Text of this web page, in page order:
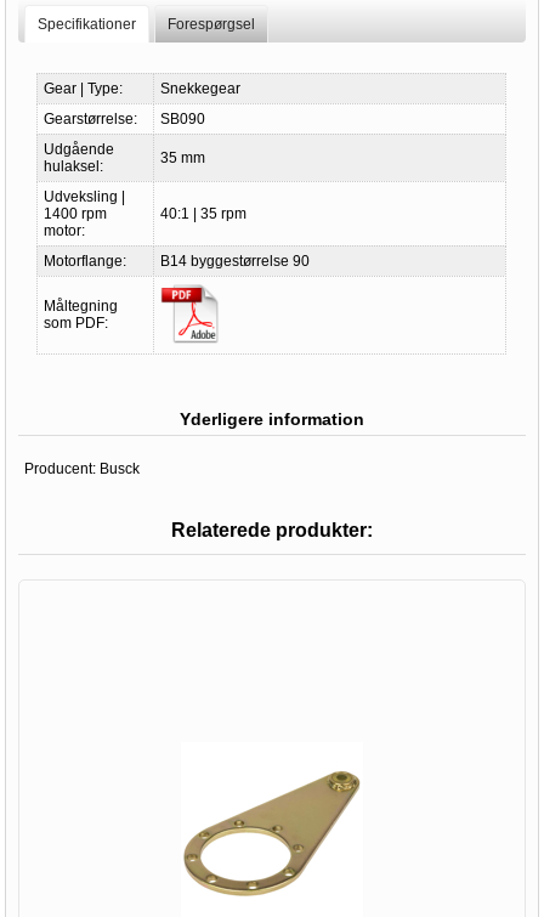
Specifikationer Forespørgsel
Gear | Type:
Snekkegear
Gearstørrelse:
SB090
Udgående
hulaksel:
35 mm
Udveksling |
1400 rpm
motor:
40:1 | 35 rpm
Motorflange: B14 byggestørrelse 90
Måltegning
som PDF:
Yderligere information
Producent: Busck
Relaterede produkter: